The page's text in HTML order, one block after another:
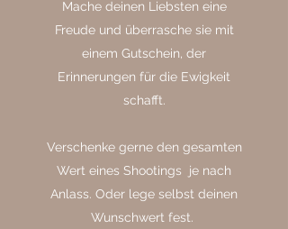
Mache deinen Liebsten eine
Freude und überrasche sie mit
einem Gutschein, der
Erinnerungen für die Ewigkeit
schafft.
Verschenke gerne den gesamten
Wert eines Shootings je nach
Anlass. Oder lege selbst deinen
Wunschwert fest.